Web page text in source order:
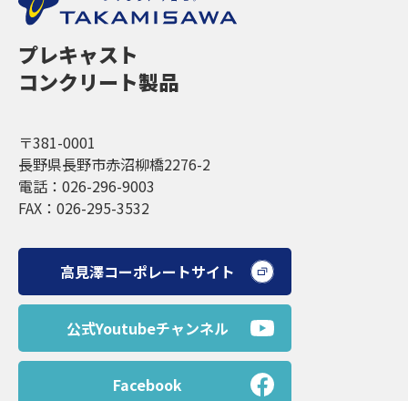
プレキャスト
コンクリート製品
〒381-0001
長野県長野市赤沼柳橋2276-2
電話：026-296-9003
FAX：026-295-3532
高見澤コーポレートサイト
公式Youtubeチャンネル
Facebook